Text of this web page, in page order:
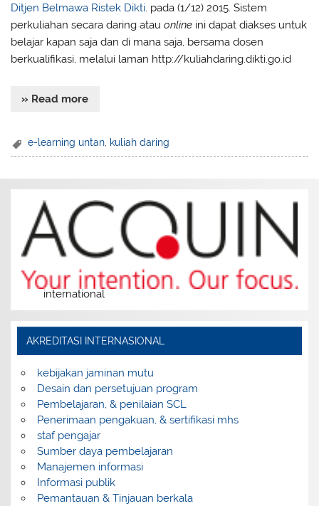
Ditjen Belmawa Ristek Dikti. pada (1/12) 2015. Sistem
perkuliahan secara daring atauonline ini dapat diakses untuk
belajar kapan saja dan di mana saja, bersama dosen
berkualifikasi, melalui laman http://kuliahdaring.dikti.go.id
» Read more
e-learning untan kuliah daring
international
AKREDITASI INTERNASIONAL
kebijakan jaminan mutu
Desain dan persetujuan program
Pembelajaran, & penilaian SCL
Penerimaan pengakuan, & sertifikasi mhs
staf pengajar
Sumber daya pembelajaran
Manajemen informasi
Informasi publik
Pemantauan & Tinjauan berkala